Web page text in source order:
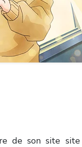
de son site